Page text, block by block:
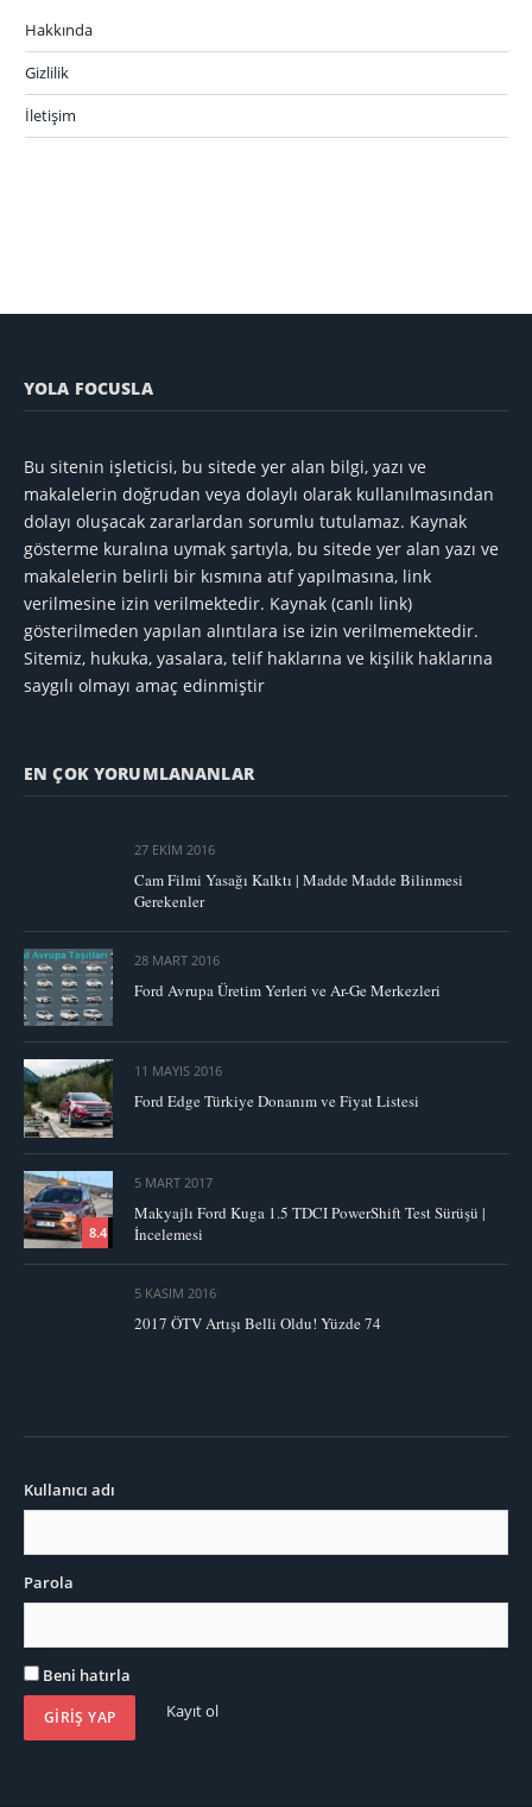
Hakkında
Gizlilik
İletişim
YOLA FOCUSLA
Bu sitenin işleticisi, bu sitede yer alan bilgi, yazı ve
makalelerin doğrudan veya dolaylı olarak kullanılmasından
dolayı oluşacak zararlardan sorumlu tutulamaz. Kaynak
gösterme kuralına uymak şartıyla, bu sitede yer alan yazı ve
makalelerin belirli bir kısmına atıf yapılmasına, link
verilmesine izin verilmektedir. Kaynak (canlı link)
gösterilmeden yapılan alıntılara ise izin verilmemektedir.
Sitemiz, hukuka, yasalara, telif haklarına ve kişilik haklarına
saygılı olmayı amaç edinmiştir
EN ÇOK YORUMLANANLAR
27 EKIM 2016
Cam Filmi Yasağı Kalktı | Madde Madde Bilinmesi
Gerekenler
28 MART 2016
Ford Avrupa Üretim Yerleri ve Ar-Ge Merkezleri
11 MAYIS 2016
Ford Edge Türkiye Donanım ve Fiyat Listesi
8.4
5 MART 2017
Makyajlı Ford Kuga 1.5 TDCI PowerShift Test Sürüşü |
İncelemesi
5 KASIM 2016
2017 ÖTV Artışı Belli Oldu! Yüzde 74
Kullanıcı adı
Parola
Beni hatırla
Kayıt ol